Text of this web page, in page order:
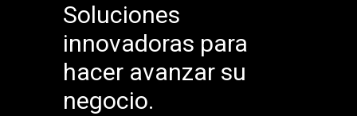
Soluciones
innovadoras para
hacer avanzar su
negocio.